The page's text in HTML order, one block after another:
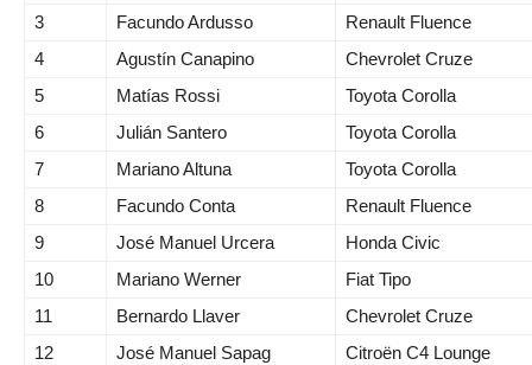
3
Facundo Ardusso
Renault Fluence
4
Agustín Canapino
Chevrolet Cruze
5
Matías Rossi
Toyota Corolla
6
Julián Santero
Toyota Corolla
7
Mariano Altuna
Toyota Corolla
8
Facundo Conta
Renault Fluence
9
José Manuel Urcera
Honda Civic
10
Mariano Werner
Fiat Tipo
11
Bernardo Llaver
Chevrolet Cruze
12
José Manuel Sapag
Citroën C4 Lounge